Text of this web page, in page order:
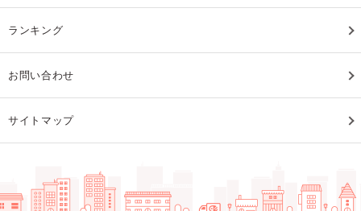
ランキング
お問い合わせ
サイトマップ